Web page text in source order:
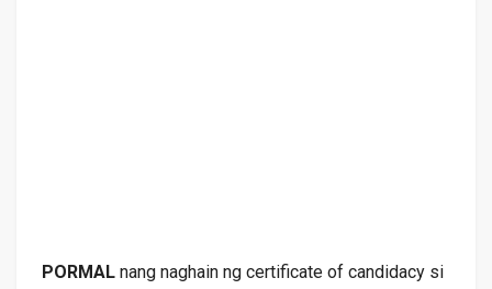
PORMALnang naghain ng certificate of candidacy si